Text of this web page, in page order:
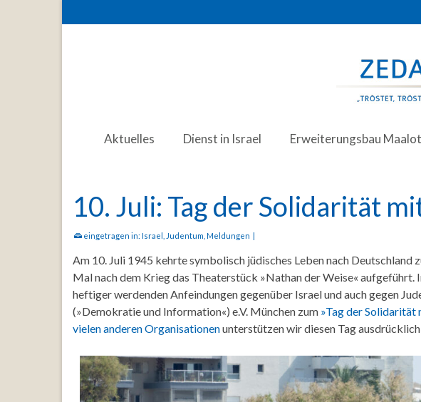
Aktuelles Dienst in Israel Erweiterungsbau Maalot
10. Juli: Tag der Solidarität
eingetragen in: Israel Judentum Meldungen |
Am 10. Juli 1945 kehrte symbolisch jüdisches Leben nach Deutschland
Mal nach dem Krieg das Theaterstück »Nathan der Weise« aufgeführt.
heftiger werdenden Anfeindungen gegenüber Israel und auch gegen
(»Demokratie und Information«) e.V. München zum »Tag der Solidarität
vielen anderen Organisationenunterstützen wir diesen Tag